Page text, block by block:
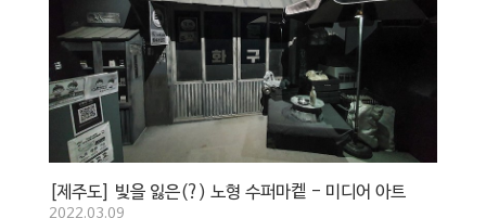
[제주도] 빛을 잃은(?) 노형 수퍼마켙 - 미디어 아트
2022.03.09